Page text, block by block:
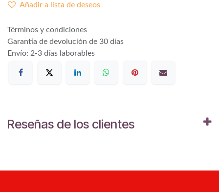
Añadir a lista de deseos
Términos y condiciones
Garantía de devolución de 30 días
Envío: 2-3 días laborables
Reseñas de los clientes